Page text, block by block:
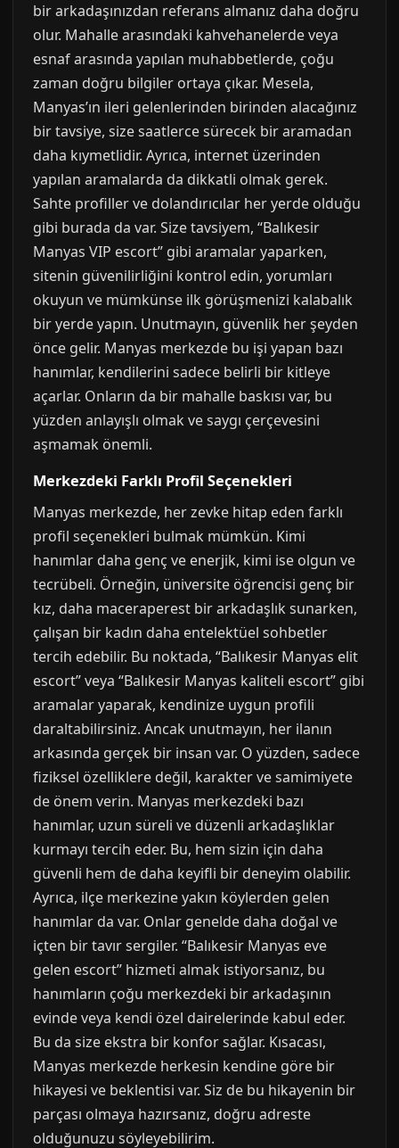
bir arkadaşınızdan referans almanız daha doğru
olur. Mahalle arasındaki kahvehanelerde veya
esnaf arasında yapılan muhabbetlerde, çoğu
zaman doğru bilgiler ortaya çıkar. Mesela,
Manyas’ın ileri gelenlerinden birinden alacağınız
bir tavsiye, size saatlerce sürecek bir aramadan
daha kıymetlidir. Ayrıca, internet üzerinden
yapılan aramalarda da dikkatli olmak gerek.
Sahte profiller ve dolandırıcılar her yerde olduğu
gibi burada da var. Size tavsiyem, “Balıkesir
Manyas VIP escort” gibi aramalar yaparken,
sitenin güvenilirliğini kontrol edin, yorumları
okuyun ve mümkünse ilk görüşmenizi kalabalık
bir yerde yapın. Unutmayın, güvenlik her şeyden
önce gelir. Manyas merkezde bu işi yapan bazı
hanımlar, kendilerini sadece belirli bir kitleye
açarlar. Onların da bir mahalle baskısı var, bu
yüzden anlayışlı olmak ve saygı çerçevesini
aşmamak önemli.
Merkezdeki Farklı Profil Seçenekleri
Manyas merkezde, her zevke hitap eden farklı
profil seçenekleri bulmak mümkün. Kimi
hanımlar daha genç ve enerjik, kimi ise olgun ve
tecrübeli. Örneğin, üniversite öğrencisi genç bir
kız, daha maceraperest bir arkadaşlık sunarken,
çalışan bir kadın daha entelektüel sohbetler
tercih edebilir. Bu noktada, “Balıkesir Manyas elit
escort” veya “Balıkesir Manyas kaliteli escort” gibi
aramalar yaparak, kendinize uygun profili
daraltabilirsiniz. Ancak unutmayın, her ilanın
arkasında gerçek bir insan var. O yüzden, sadece
fiziksel özelliklere değil, karakter ve samimiyete
de önem verin. Manyas merkezdeki bazı
hanımlar, uzun süreli ve düzenli arkadaşlıklar
kurmayı tercih eder. Bu, hem sizin için daha
güvenli hem de daha keyifli bir deneyim olabilir.
Ayrıca, ilçe merkezine yakın köylerden gelen
hanımlar da var. Onlar genelde daha doğal ve
içten bir tavır sergiler. “Balıkesir Manyas eve
gelen escort” hizmeti almak istiyorsanız, bu
hanımların çoğu merkezdeki bir arkadaşının
evinde veya kendi özel dairelerinde kabul eder.
Bu da size ekstra bir konfor sağlar. Kısacası,
Manyas merkezde herkesin kendine göre bir
hikayesi ve beklentisi var. Siz de bu hikayenin bir
parçası olmaya hazırsanız, doğru adreste
olduğunuzu söyleyebilirim.